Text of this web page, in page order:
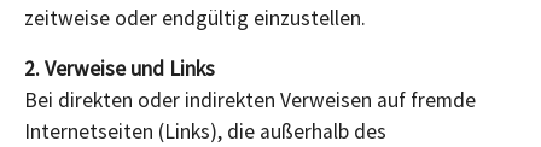
zeitweise oder endgültig einzustellen.
2. Verweise und Links
Bei direkten oder indirekten Verweisen auf fremde
Internetseiten (Links), die außerhalb des